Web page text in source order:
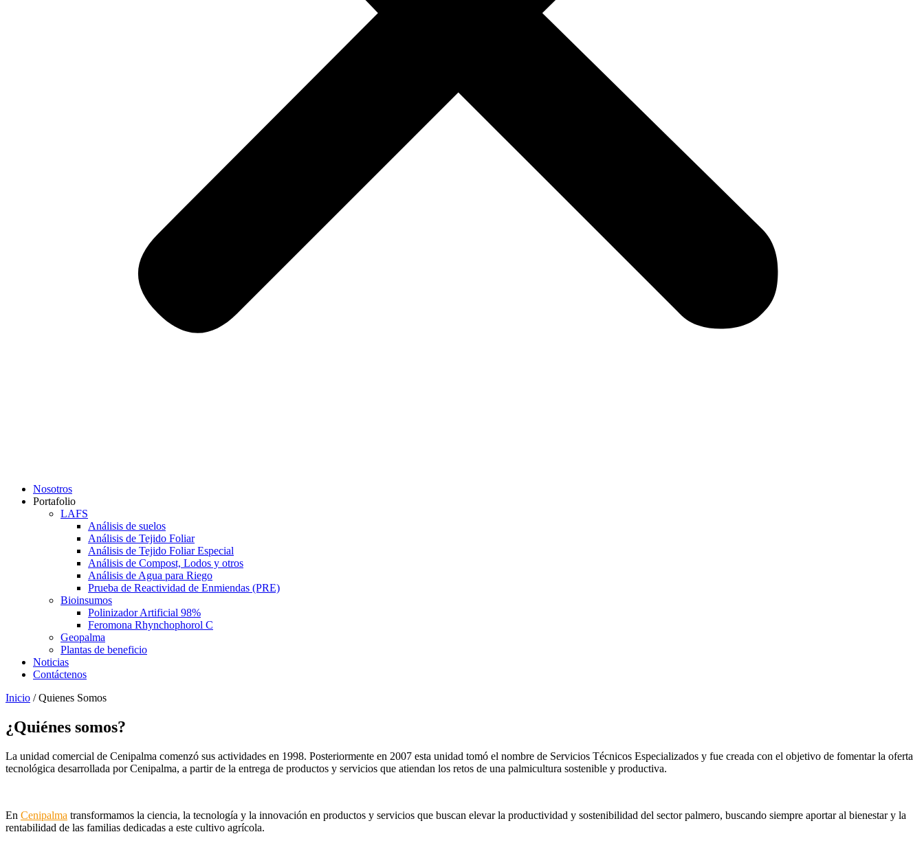
Nosotros
Portafolio
LAFS
Análisis de suelos
Análisis de Tejido Foliar
Análisis de Tejido Foliar Especial
Análisis de Compost, Lodos y otros
Análisis de Agua para Riego
Prueba de Reactividad de Enmiendas (PRE)
Bioinsumos
Polinizador Artificial 98%
Feromona Rhynchophorol C
Geopalma
Plantas de beneficio
Noticias
Contáctenos
Inicio /Quienes Somos
¿Quiénes somos?
La unidad comercial de Cenipalma comenzó sus actividades en 1998. Posteriormente en 2007 esta unidad tomó el nombre de Servicios Técnicos Especializados y fue creada con el objetivo de fomentar la oferta
tecnológica desarrollada por Cenipalma, a partir de la entrega de productos y servicios que atiendan los retos de una palmicultura sostenible y productiva.
En Cenipalma transformamos la ciencia, la tecnología y la innovación en productos y servicios que buscan elevar la productividad y sostenibilidad del sector palmero, buscando siempre aportar al bienestar y la
rentabilidad de las familias dedicadas a este cultivo agrícola.